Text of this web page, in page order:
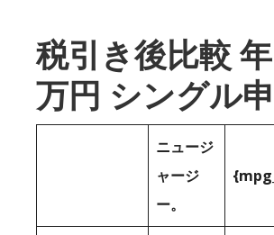
税引き後比較
万円 シングル
ニュージ
ャージ
ー。